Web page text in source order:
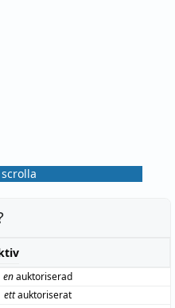
enauktoriserad
ettauktoriserat